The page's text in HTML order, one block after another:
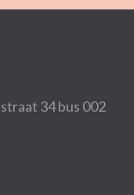
34 bus 002